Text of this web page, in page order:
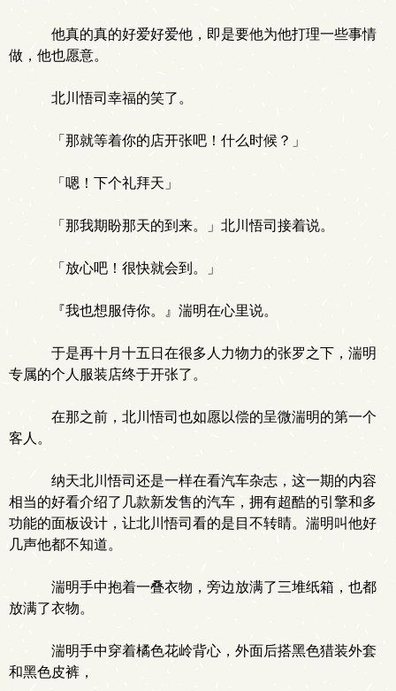
他真的真的好爱好爱他，即是要他为他打理一些事情
做，他也愿意。
北川悟司幸福的笑了。
「那就等着你的店开张吧！什么时候？」
「嗯！下个礼拜天」
「那我期盼那天的到来。」北川悟司接着说。
「放心吧！很快就会到。」
『我也想服侍你。』湍明在心里说。
于是再十月十五日在很多人力物力的张罗之下，湍明
专属的个人服装店终于开张了。
在那之前，北川悟司也如愿以偿的呈微湍明的第一个
客人。
纳天北川悟司还是一样在看汽车杂志，这一期的内容
相当的好看介绍了几款新发售的汽车，拥有超酷的引擎和多
功能的面板设计，让北川悟司看的是目不转睛。湍明叫他好
几声他都不知道。
湍明手中抱着一叠衣物，旁边放满了三堆纸箱，也都
放满了衣物。
湍明手中穿着橘色花岭背心，外面后搭黑色猎装外套
和黑色皮裤，